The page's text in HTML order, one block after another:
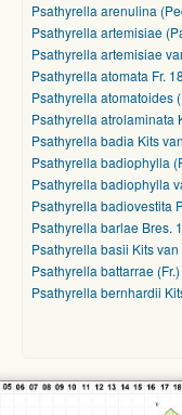
Psathyrella arenulina
Psathyrella artemisiae
Psathyrella artemisiae
Psathyrella atomata Fr.
Psathyrella atomatoides
Psathyrella atrolaminata
Psathyrella badia Kits
Psathyrella badiophylla
Psathyrella badiophylla
Psathyrella badiovestita
Psathyrella barlae Bres.
Psathyrella basii Kits van
Psathyrella battarrae
Psathyrella bernhardii